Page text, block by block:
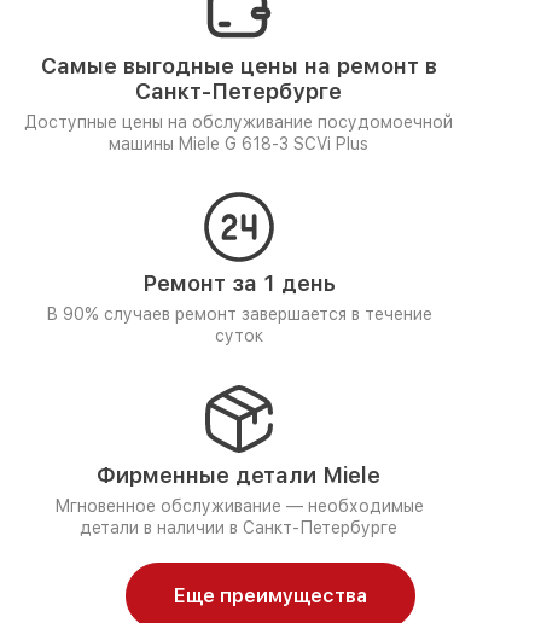
Самые выгодные цены на ремонт в
Санкт-Петербурге
Доступные цены на обслуживание посудомоечной
машины Miele G 618-3 SCVi Plus
Ремонт за 1 день
В 90% случаев ремонт завершается в течение
суток
Фирменные детали Miele
Мгновенное обслуживание — необходимые
детали в наличии в Санкт-Петербурге
Еще преимущества